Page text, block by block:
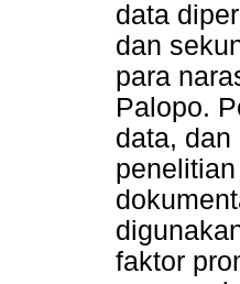
data
dan
para
Palopo.
data,
faktor